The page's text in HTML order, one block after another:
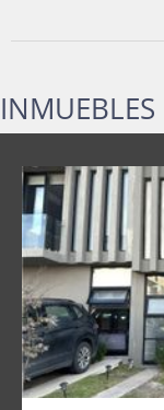
INMUEBLES